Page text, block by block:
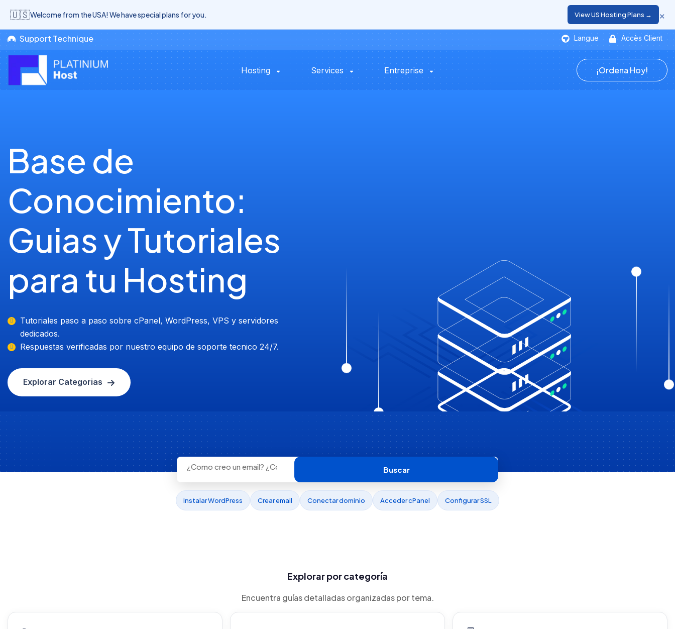
Support Technique Langue Accès Client
Hosting Services Entreprise ¡Ordena Hoy!
🇺🇸Welcome from the USA! We have special plans for you. View US Hosting Plans → ×
Base de
Conocimiento:
Guias y Tutoriales
para tu Hosting
Tutoriales paso a paso sobre cPanel, WordPress, VPS y servidores
dedicados.
Respuestas verificadas por nuestro equipo de soporte tecnico 24/7.
Explorar Categorias
Buscar
Instalar WordPress Crear email Conectar dominio Acceder cPanel Configurar SSL
Explorar por categoría
Encuentra guías detalladas organizadas por tema.